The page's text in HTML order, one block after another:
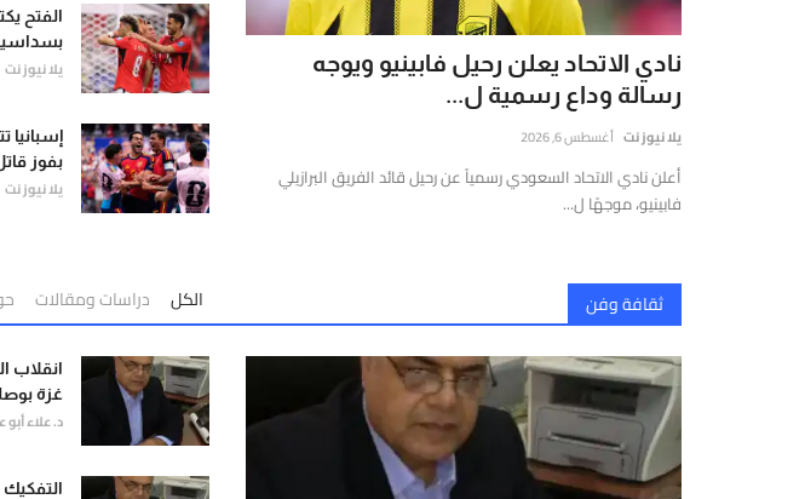
نادي الاتحاد يعلن رحيل فابينيو ويوجه
رسالة وداع رسمية ل...
يلا نيوز نت أغسطس 6, 2026
أعلن نادي الاتحاد السعودي رسمياً عن رحيل قائد الفريق البرازيلي
فابينيو، موجهًا ل...
الفتح
يلا نيوز نت
بفوز
يلا نيوز نت
ثقافة وفن الكل دراسات ومقالات
انقلاب
غزة
د. علاء أبو